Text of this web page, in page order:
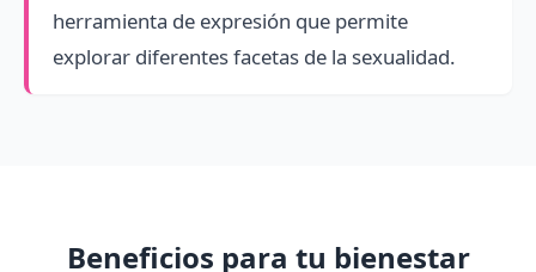
herramienta de expresión que permite
explorar diferentes facetas de la sexualidad.
Beneficios para tu bienestar